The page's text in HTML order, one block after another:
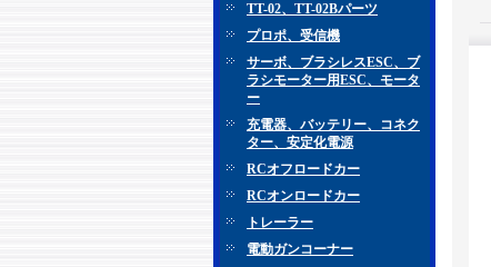
TT-02、TT-02Bパーツ
プロポ、受信機
サーボ、ブラシレスESC、ブ
ラシモーター用ESC、モータ
ー
充電器、バッテリー、コネク
ター、安定化電源
RCオフロードカー
RCオンロードカー
トレーラー
電動ガンコーナー